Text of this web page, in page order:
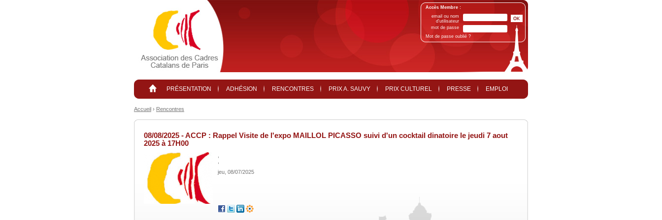
Accès Membre :
email ou nom
d'utilisateur
mot de passe
Mot de passe oublié ?
PRÉSENTATION ADHÉSION RENCONTRES PRIX A. SAUVY PRIX CULTUREL PRESSE EMPLOI
Accueil › Rencontres
08/08/2025 - ACCP : Rappel Visite de l'expo MAILLOL PICASSO suivi d'un cocktail dinatoire le jeudi 7 aout
2025 à 17H00
jeu, 08/07/2025